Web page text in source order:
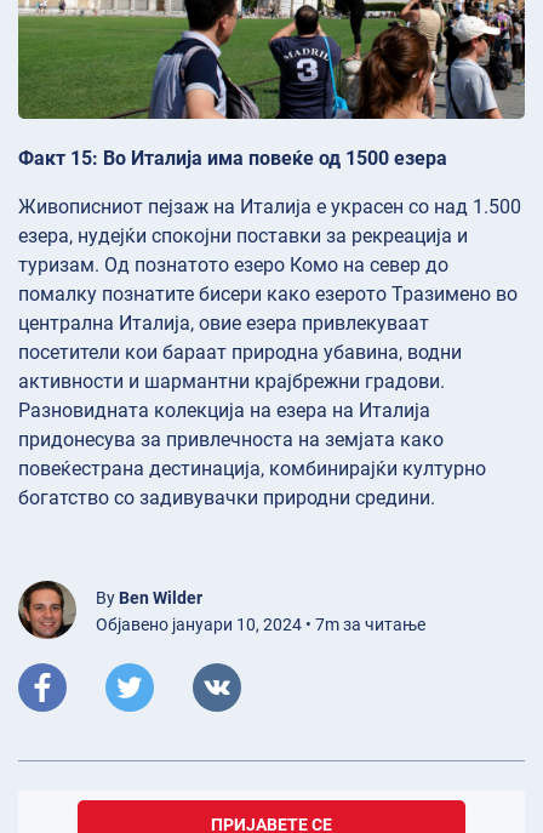
Факт 15: Во Италија има повеќе од 1500 езера
Живописниот пејзаж на Италија е украсен со над 1.500
езера, нудејќи спокојни поставки за рекреација и
туризам. Од познатото езеро Комо на север до
помалку познатите бисери како езерото Тразимено во
централна Италија, овие езера привлекуваат
посетители кои бараат природна убавина, водни
активности и шармантни крајбрежни градови.
Разновидната колекција на езера на Италија
придонесува за привлечноста на земјата како
повеќестрана дестинација, комбинирајќи културно
богатство со задивувачки природни средини.
By Ben Wilder
Објавено јануари 10, 2024 • 7m за читање
ПРИЈАВЕТЕ СЕ
Преглед на BAW